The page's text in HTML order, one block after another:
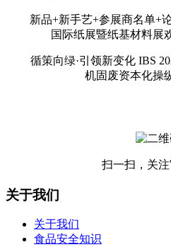
新品+新手艺+参展商名单+论
国际纸展暨纸基材料展
循策向绿·引领新变化 IBS
机固废资本化操
扫一扫，关
关于我们
关于我们
食品安全知识